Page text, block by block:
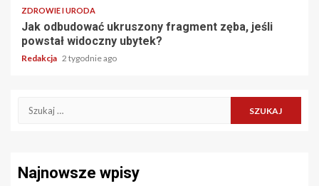
ZDROWIE I URODA
Jak odbudować ukruszony fragment zęba, jeśli
powstał widoczny ubytek?
Redakcja 2 tygodnie ago
Szukaj:
Najnowsze wpisy